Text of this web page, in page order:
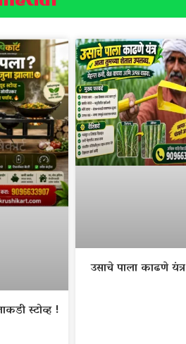
स्टोव्ह !
उसाचे पाला काढणे यंत्र